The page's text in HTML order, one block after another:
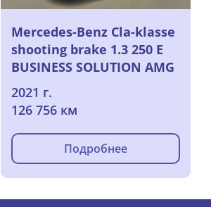
Mercedes-Benz Cla-klasse
shooting brake 1.3 250 E
BUSINESS SOLUTION AMG
LIMITED, 2021
2021 г.
126 756 км
Подробнее